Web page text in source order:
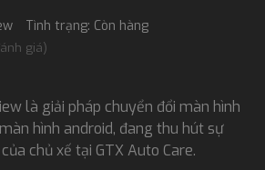
Tình trạng: Còn hàng
giá)
là giải pháp chuyển đổi màn hình
hình android, đang thu hút sự
chủ xế tại GTX Auto Care.